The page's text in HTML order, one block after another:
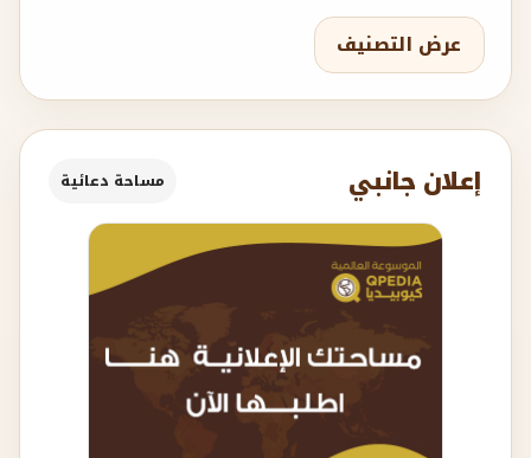
عرض التصنيف
إعلان جانبي مساحة دعائية